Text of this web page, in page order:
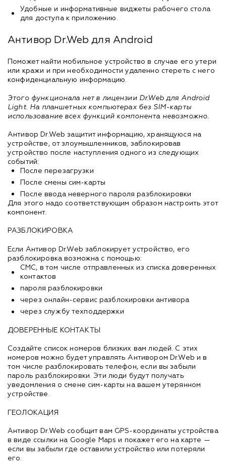
Удобные и информативные виджеты рабочего стола
для доступа к приложению.
Антивор Dr.Web для Android
Поможет найти мобильное устройство в случае его утери
или кражи и при необходимости удаленно стереть с него
конфиденциальную информацию.
Этого функционала нет в лицензии Dr.Web для Android
Light. На планшетных компьютерах без SIM-карты
использование всех функций компонента невозможно.
Антивор Dr.Web защитит информацию, хранящуюся на
устройстве, от злоумышленников, заблокировав
устройство после наступления одного из следующих
событий:
После перезагрузки
После смены сим-карты
После ввода неверного пароля разблокировки
Для этого надо соответствующим образом настроить этот
компонент.
РАЗБЛОКИРОВКА
Если Антивор Dr.Web заблокирует устройство, его
разблокировка возможна с помощью:
СМС, в том числе отправленных из списка доверенных
контактов
пароля разблокировки
через онлайн-сервис разблокировки антивора
через службу техподдержки
ДОВЕРЕННЫЕ КОНТАКТЫ
Создайте список номеров близких вам людей. С этих
номеров можно будет управлять Антивором Dr.Web и в
том числе разблокировать телефон, если вы забыли
пароль разблокировки. Эти люди будут получать
уведомления о смене сим-карты на вашем утерянном
устройстве.
ГЕОЛОКАЦИЯ
Антивор Dr.Web сообщит вам GPS-координаты устройства
в виде ссылки на Google Maps и покажет его на карте —
если вы забыли где оставили устройство или потеряли
его.